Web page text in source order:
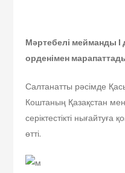
Мәртебелі мейманды
орденімен
Салтанатты рәсімде
Коштаның Қазақстан
серіктес­тікті
өтті.